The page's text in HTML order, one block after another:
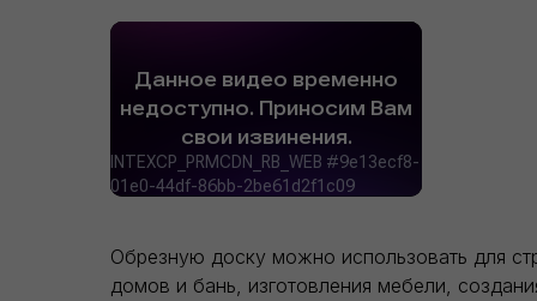
Обрезную доску можно использовать для
домов и бань, изготовления мебели,